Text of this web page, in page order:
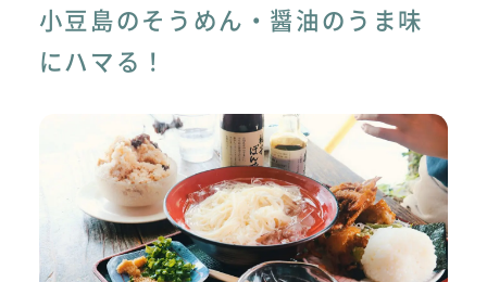
小豆島のそうめん・醤油のうま味
にハマる！